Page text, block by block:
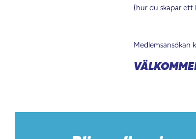
(hur du skapar
Medlemsansökan